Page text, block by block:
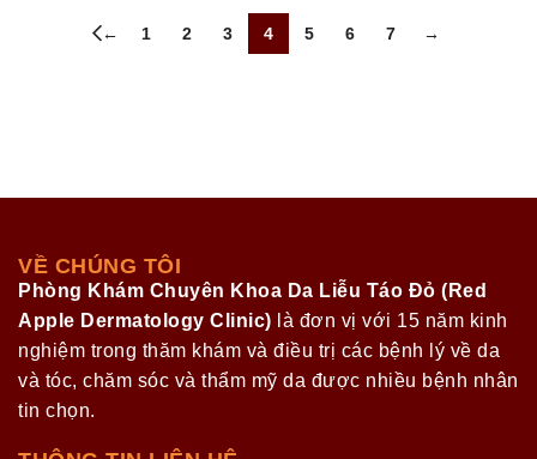
← 1 2 3 4 5 6 7 →
VỀ CHÚNG TÔI
Phòng Khám Chuyên Khoa Da Liễu Táo Đỏ (Red
Apple Dermatology Clinic) là đơn vị với 15 năm kinh
nghiệm trong thăm khám và điều trị các bệnh lý về da
và tóc, chăm sóc và thẩm mỹ da được nhiều bệnh nhân
tin chọn.